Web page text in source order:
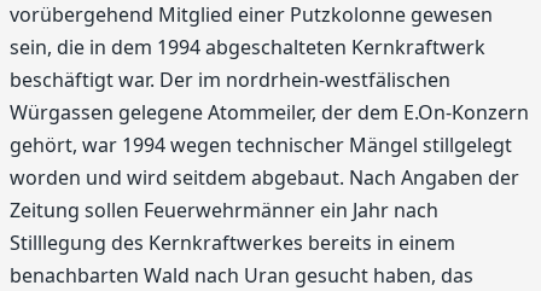
vorübergehend Mitglied einer Putzkolonne gewesen
sein, die in dem 1994 abgeschalteten Kernkraftwerk
beschäftigt war. Der im nordrhein-westfälischen
Würgassen gelegene Atommeiler, der dem E.On-Konzern
gehört, war 1994 wegen technischer Mängel stillgelegt
worden und wird seitdem abgebaut. Nach Angaben der
Zeitung sollen Feuerwehrmänner ein Jahr nach
Stilllegung des Kernkraftwerkes bereits in einem
benachbarten Wald nach Uran gesucht haben, das